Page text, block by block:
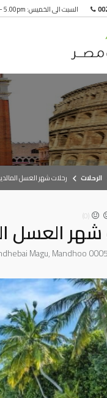
السبت الى الخميس: 9.00am - 5.00pm
الرحلات رحلات شهر العسل المالديف – 4 نجوم-
(0)
العسل المالديف
Magu, Mandhoo